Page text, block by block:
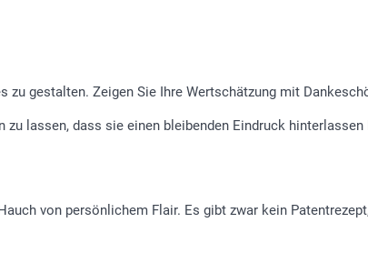
gestalten. Zeigen Sie Ihre Wertschätzung mit
lassen, dass sie einen bleibenden Eindruck hinterlassen
von persönlichem Flair. Es gibt zwar kein